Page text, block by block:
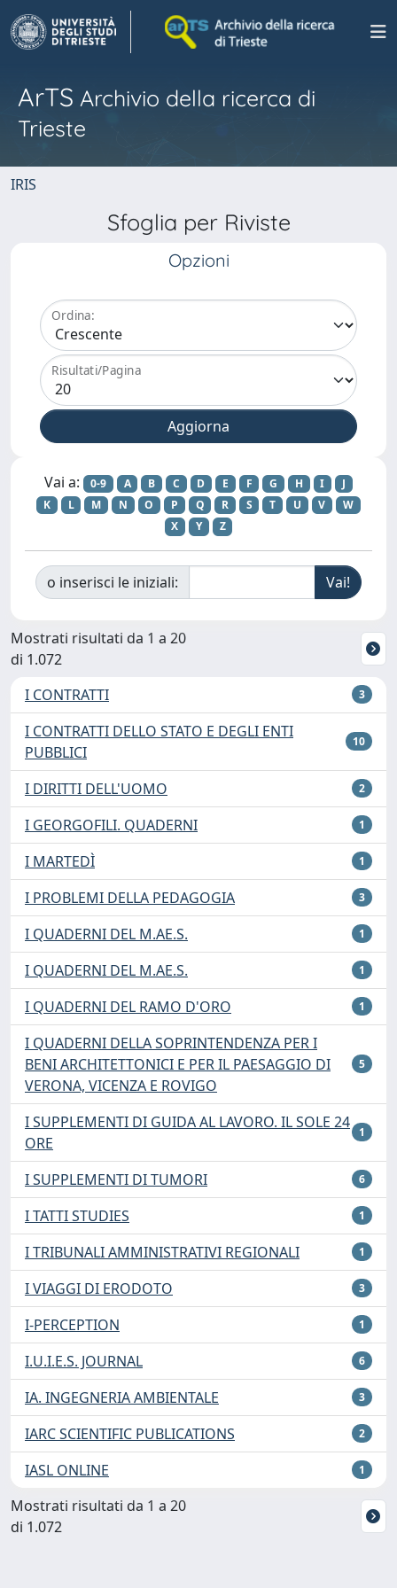
ArTS Archivio della ricerca di
Trieste
IRIS
Sfoglia per Riviste
Opzioni
Ordina:
Risultati/Pagina
Vai a: 0-9 A B C D E F G H I
J
K
L M N O P Q R S T U V
W
X
Y Z
o inserisci le iniziali:
Mostrati risultati da 1 a 20
di 1.072
I CONTRATTI
3
I CONTRATTI DELLO STATO E DEGLI ENTI
PUBBLICI
10
I DIRITTI DELL'UOMO 2
I GEORGOFILI. QUADERNI 1
I MARTEDÌ 1
I PROBLEMI DELLA PEDAGOGIA 3
I QUADERNI DEL M.AE.S. 1
I QUADERNI DEL M.AE.S. 1
I QUADERNI DEL RAMO D'ORO 1
I QUADERNI DELLA SOPRINTENDENZA PER I
BENI ARCHITETTONICI E PER IL PAESAGGIO DI
VERONA, VICENZA E ROVIGO
5
I SUPPLEMENTI DI GUIDA AL LAVORO. IL SOLE 24
ORE
1
I SUPPLEMENTI DI TUMORI 6
I TATTI STUDIES 1
I TRIBUNALI AMMINISTRATIVI REGIONALI 1
I VIAGGI DI ERODOTO 3
I-PERCEPTION 1
I.U.I.E.S. JOURNAL 6
IA. INGEGNERIA AMBIENTALE 3
IARC SCIENTIFIC PUBLICATIONS 2
IASL ONLINE 1
Mostrati risultati da 1 a 20
di 1.072